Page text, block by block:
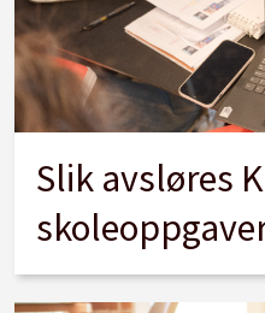
Slik avsløres